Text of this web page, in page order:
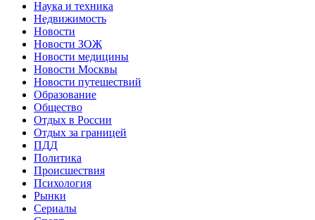
Наука и техника
Недвижимость
Новости
Новости ЗОЖ
Новости медицины
Новости Москвы
Новости путешествий
Образование
Общество
Отдых в России
Отдых за границей
ПДД
Политика
Происшествия
Психология
Рынки
Сериалы